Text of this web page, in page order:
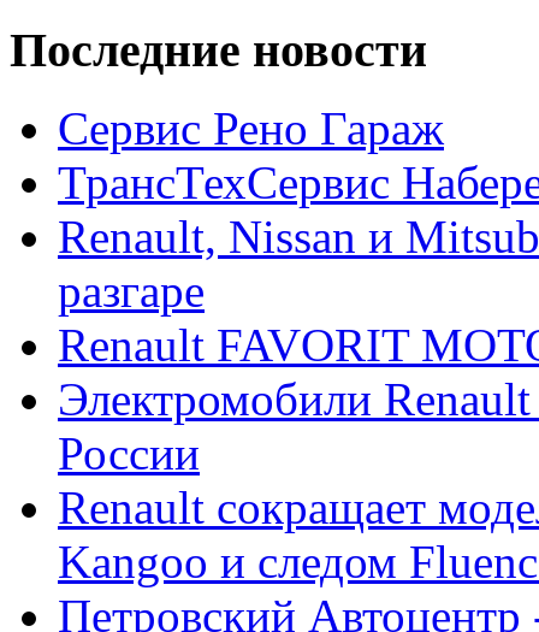
Последние новости
Сервис Рено Гараж
ТрансТехСервис
Renault, Nissan и
разгаре
Renault FAVORIT
Электромобили
России
Renault сокращает
Kangoo и следом
Петровский